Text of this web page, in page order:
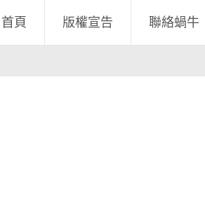
首頁 版權宣告 聯絡蝸牛